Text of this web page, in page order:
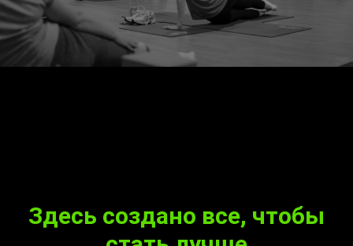
Здесь создано все, чтобы